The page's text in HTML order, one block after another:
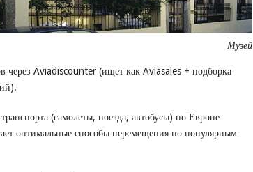
Музей
через Aviadiscounter (ищет как Aviasales + подборка
(самолеты, поезда, автобусы) по Европе
оптимальные способы перемещения по популярным